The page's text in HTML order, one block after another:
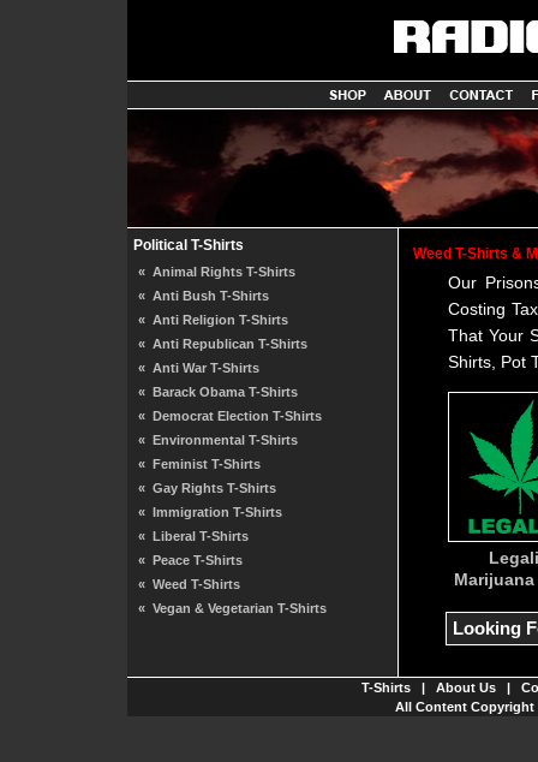
Political T-Shirts
« Animal Rights T-Shirts
« Anti Bush T-Shirts
« Anti Religion T-Shirts
« Anti Republican T-Shirts
« Anti War T-Shirts
« Barack Obama T-Shirts
« Democrat Election T-Shirts
« Environmental T-Shirts
« Feminist T-Shirts
« Gay Rights T-Shirts
« Immigration T-Shirts
« Liberal T-Shirts
« Peace T-Shirts
« Weed T-Shirts
« Vegan & Vegetarian T-Shirts
Weed T-Shirts &
Our
Costing
That Your
Shirts, Pot
Marijuana
Looking
T-Shirts| About Us|
All Content Copyright